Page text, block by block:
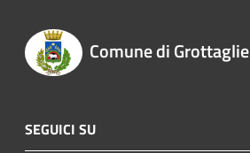
Comune di Grottaglie
SEGUICI SU